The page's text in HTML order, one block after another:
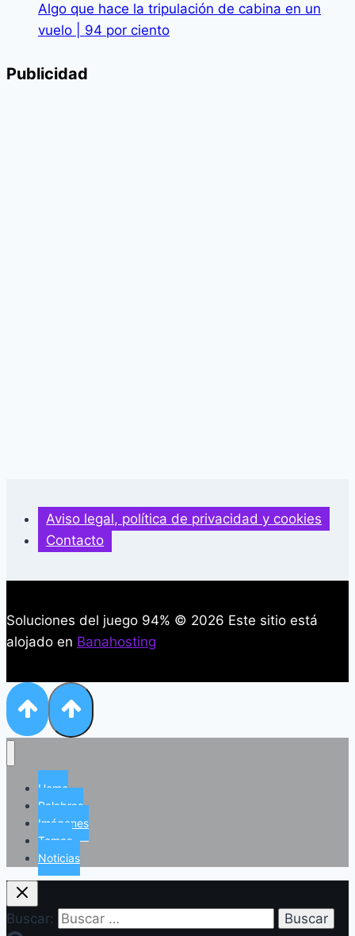
Algo que hace la tripulación de cabina en un
vuelo | 94 por ciento
Publicidad
Aviso legal, política de privacidad y cookies
Contacto
Soluciones del juego 94% © 2026 Este sitio está
alojado en Banahosting
Home
Palabras
Imágenes
Temas
Noticias
Buscar: